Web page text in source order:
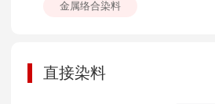
金属络合染料
直接染料